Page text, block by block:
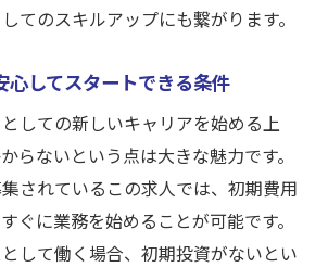
でプライベートも大切にできる働
需要に応じたスケジュール調整
も安心の横乗り研修を完備
で基礎から学べる環境
ンスとしての自由な働き方
無しで始める軽貨物ドライバーの
てのスキルアップにも繋がります。
心してスタートできる条件
しての新しいキャリアを始める上
らないという点は大きな魅力です。
されているこの求人では、初期費用
ぐに業務を始めることが可能です。
して働く場合、初期投資がないとい